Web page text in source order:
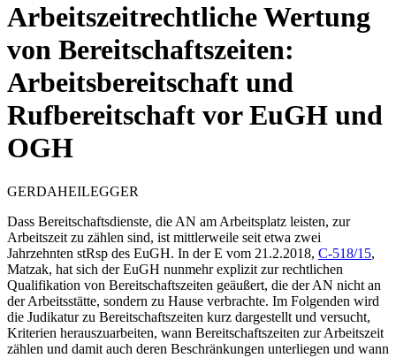
Arbeitszeitrechtliche Wertung
von Bereitschaftszeiten:
Arbeitsbereitschaft und
Rufbereitschaft vor EuGH und
OGH
GERDAHEILEGGER
Dass Bereitschaftsdienste, die AN am Arbeitsplatz leisten, zur
Arbeitszeit zu zählen sind, ist mittlerweile seit etwa zwei
Jahrzehnten stRsp des EuGH. In der E vom 21.2.2018, C-518/15,
Matzak, hat sich der EuGH nunmehr explizit zur rechtlichen
Qualifikation von Bereitschaftszeiten geäußert, die der AN nicht an
der Arbeitsstätte, sondern zu Hause verbrachte. Im Folgenden wird
die Judikatur zu Bereitschaftszeiten kurz dargestellt und versucht,
Kriterien herauszuarbeiten, wann Bereitschaftszeiten zur Arbeitszeit
zählen und damit auch deren Beschränkungen unterliegen und wann